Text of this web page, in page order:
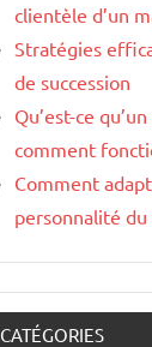
clientèle d’un
Stratégies
de succession
Qu’est-ce
comment
Comment
personnalité
CATÉGORIES